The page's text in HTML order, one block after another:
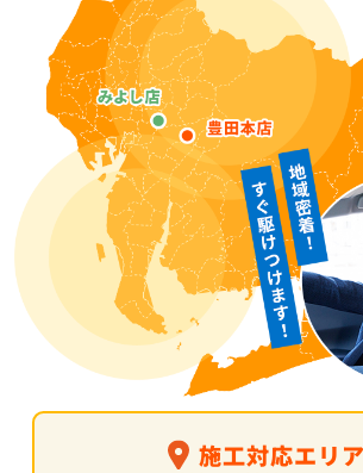
施工対応エリア